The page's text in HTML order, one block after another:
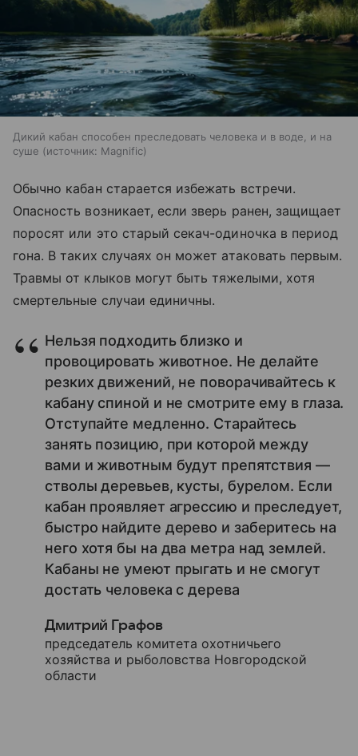
Дикий кабан способен преследовать человека и в воде, и на
суше
источник: Magnific
Обычно кабан старается избежать встречи.
Опасность возникает, если зверь ранен, защищает
поросят или это старый секач-одиночка в период
гона. В таких случаях он может атаковать первым.
Травмы от клыков могут быть тяжелыми, хотя
смертельные случаи единичны.
Нельзя подходить близко и
провоцировать животное. Не делайте
резких движений, не поворачивайтесь к
кабану спиной и не смотрите ему в глаза.
Отступайте медленно. Старайтесь
занять позицию, при которой между
вами и животным будут препятствия —
стволы деревьев, кусты, бурелом. Если
кабан проявляет агрессию и преследует,
быстро найдите дерево и заберитесь на
него хотя бы на два метра над землей.
Кабаны не умеют прыгать и не смогут
достать человека с дерева
Дмитрий Графов
председатель комитета охотничьего
хозяйства и рыболовства Новгородской
области